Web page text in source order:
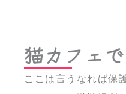
猫カフェ
ここは言うなれば保